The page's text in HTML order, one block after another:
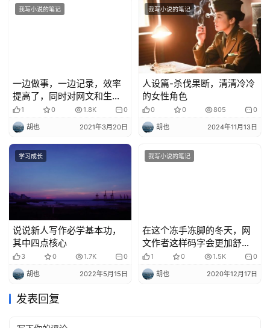
我写小说的笔记
一边做事，一边记录，效率
提高了，同时对网文和生活
也收获了不少
1 0 1.8K 0
胡也 2021年3月20日
我写小说的笔记
人设篇-杀伐果断，清清冷冷
的女性角色
0 0 805 0
胡也 2024年11月13日
学习成长
说说新人写作必学基本功，
其中四点核心
3 0 1.7K 0
胡也 2022年5月15日
我写小说的笔记
在这个冻手冻脚的冬天，网
文作者这样码字会更加舒适
比较舒适，但是不要舒服的
睡着了哦。
1 0 1.5K 0
胡也 2020年12月17日
发表回复